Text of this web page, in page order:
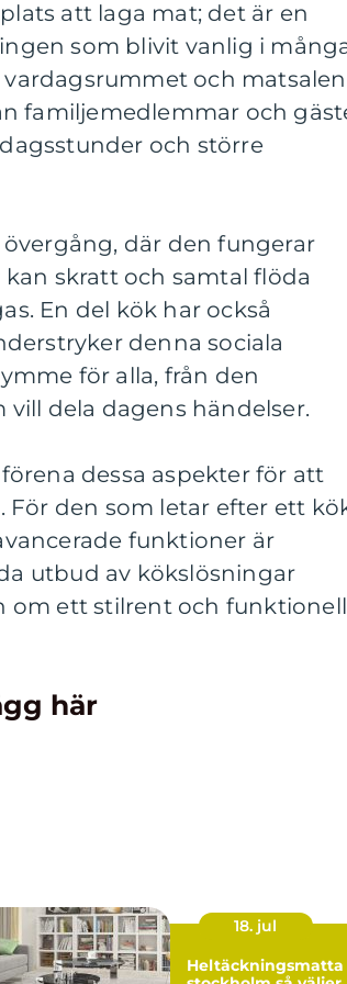
att laga mat; det är en
som blivit vanlig i
och
familjemedlemmar och
och större
där den fungerar
skratt och samtal flöda
En del kök har också
denna sociala
för alla, från den
dela dagens händelser.
dessa aspekter för att
den som letar efter ett
funktioner är
utbud av kökslösningar
om ett stilrent och
här
18. jul
Heltäckningsmatta